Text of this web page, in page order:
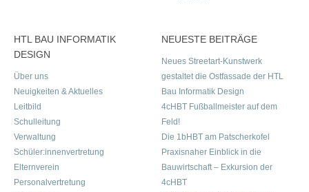
HTL BAU INFORMATIK
DESIGN
Über uns
Neuigkeiten & Aktuelles
Leitbild
Schulleitung
Verwaltung
Schüler:innenvertretung
Elternverein
Personalvertretung
NEUESTE BEITRÄGE
Neues Streetart-Kunstwerk
gestaltet die Ostfassade der HTL
Bau Informatik Design
4cHBT Fußballmeister auf dem
Feld!
Die 1bHBT am Patscherkofel
Praxisnaher Einblick in die
Bauwirtschaft – Exkursion der
4cHBT